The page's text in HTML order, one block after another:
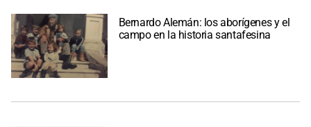
Bernardo Alemán: los aborígenes y el
campo en la historia santafesina